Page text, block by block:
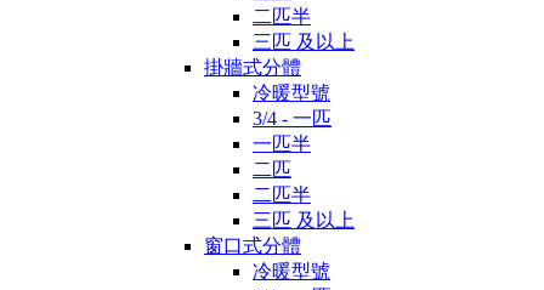
二匹半
三匹 及以上
掛牆式分體
冷暖型號
3/4 - 一匹
一匹半
二匹
二匹半
三匹 及以上
窗口式分體
冷暖型號